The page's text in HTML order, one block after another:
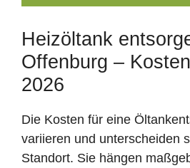
Heizöltank
Offenburg –
2026
Die Kosten für eine
variieren und unterscheiden
Standort. Sie hängen